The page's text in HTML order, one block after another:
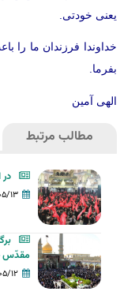
یعنی خودتی.
خداوندا فرزندان ما را
بفرما.
الهی آمین
مطالب مرتبط
مقدّس